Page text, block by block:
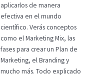
aplicarlos de manera
efectiva en el mundo
científico. Verás conceptos
como el Marketing Mix, las
fases para crear un Plan de
Marketing, el Branding y
mucho más. Todo explicado